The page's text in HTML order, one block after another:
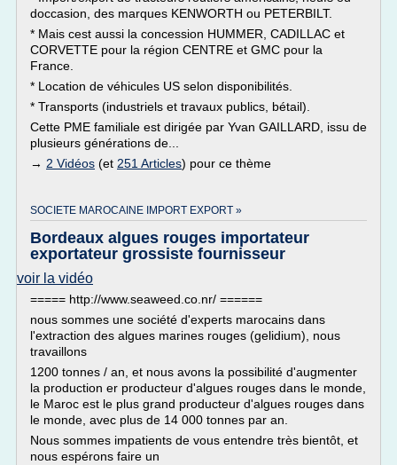
doccasion, des marques KENWORTH ou PETERBILT.
* Mais cest aussi la concession HUMMER, CADILLAC et
CORVETTE pour la région CENTRE et GMC pour la
France.
* Location de véhicules US selon disponibilités.
* Transports (industriels et travaux publics, bétail).
Cette PME familiale est dirigée par Yvan GAILLARD, issu de
plusieurs générations de...
→ 2 Vidéos (et 251 Articles) pour ce thème
SOCIETE MAROCAINE IMPORT EXPORT »
Bordeaux algues rouges importateur
exportateur grossiste fournisseur
voir la vidéo
===== http://www.seaweed.co.nr/ ======
nous sommes une société d'experts marocains dans
l'extraction des algues marines rouges (gelidium), nous
travaillons
1200 tonnes / an, et nous avons la possibilité d'augmenter
la production er producteur d'algues rouges dans le monde,
le Maroc est le plus grand producteur d'algues rouges dans
le monde, avec plus de 14 000 tonnes par an.
Nous sommes impatients de vous entendre très bientôt, et
nous espérons faire un